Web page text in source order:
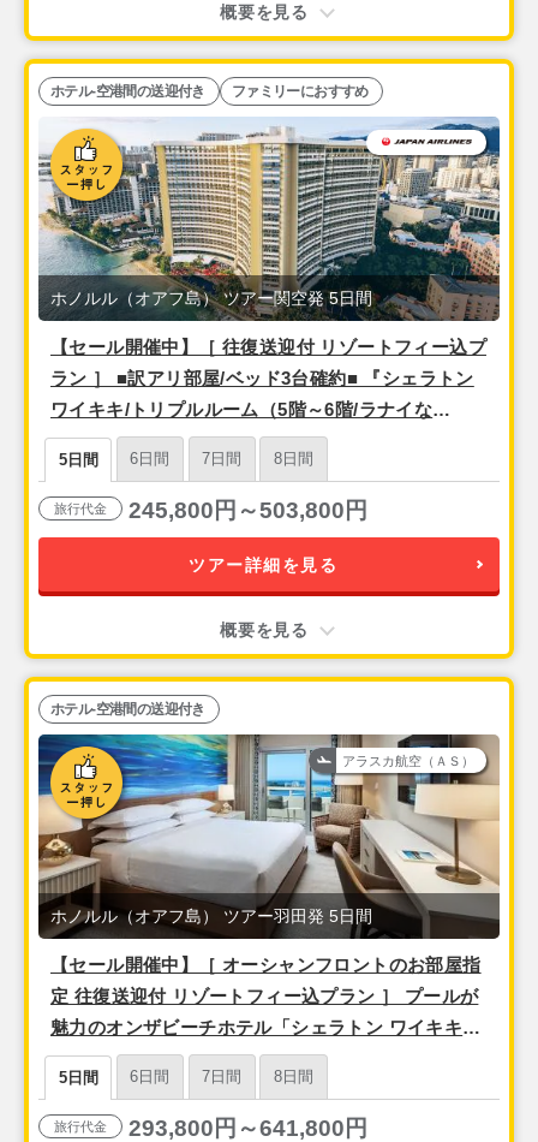
概要を見る
【セール開催中】［ 往復送迎付 リゾートフィー込プ
ラン ］ ■訳アリ部屋/ベッド3台確約■ 『シェラトン
ワイキキ/トリプルルーム（5階～6階/ラナイな
し）』 ＜関空発 日本航空利用＞ 3泊5日間
ホノルル（オアフ島） ツアー関空発 5日間
ホテル-空港間の送迎付き ファミリーにおすすめ
5日間 6日間 7日間 8日間
旅行代金 245,800円～503,800円
ツアー詳細を見る
概要を見る
【セール開催中】［ オーシャンフロントのお部屋指
定 往復送迎付 リゾートフィー込プラン ］ プールが
魅力のオンザビーチホテル「シェラトン ワイキキ」
泊 ＜羽田発・アラスカ航空（ハワイアンブランド
便）利用＞ 3泊5日間
ホノルル（オアフ島） ツアー羽田発 5日間
アラスカ航空（ＡＳ）
ホテル-空港間の送迎付き
5日間 6日間 7日間 8日間
旅行代金 293,800円～641,800円